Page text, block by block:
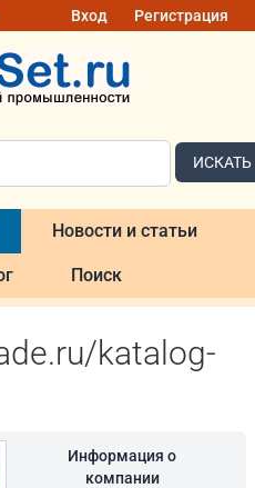
Вход Регистрация
ИСКАТЬ
Новости и статьи
Поиск
katalog-
Информация о
компании